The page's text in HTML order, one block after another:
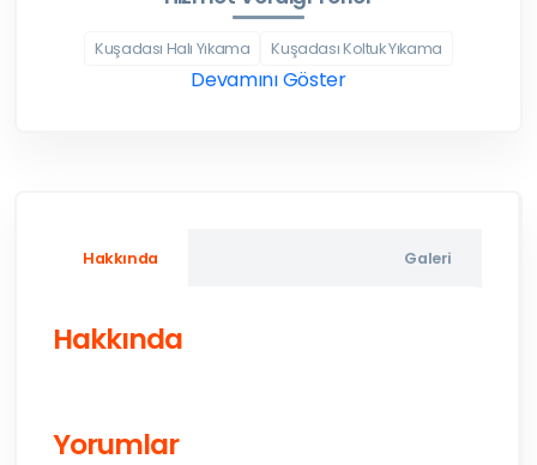
Kuşadası Halı Yıkama Kuşadası Koltuk Yıkama
Devamını Göster
Hakkında Galeri
Hakkında
Yorumlar